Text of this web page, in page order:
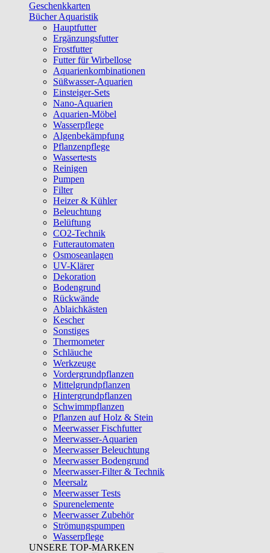
Geschenkkarten
Bücher Aquaristik
Hauptfutter
Ergänzungsfutter
Frostfutter
Futter für Wirbellose
Aquarienkombinationen
Süßwasser-Aquarien
Einsteiger-Sets
Nano-Aquarien
Aquarien-Möbel
Wasserpflege
Algenbekämpfung
Pflanzenpflege
Wassertests
Reinigen
Pumpen
Filter
Heizer & Kühler
Beleuchtung
Belüftung
CO2-Technik
Futterautomaten
Osmoseanlagen
UV-Klärer
Dekoration
Bodengrund
Rückwände
Ablaichkästen
Kescher
Sonstiges
Thermometer
Schläuche
Werkzeuge
Vordergrundpflanzen
Mittelgrundpflanzen
Hintergrundpflanzen
Schwimmpflanzen
Pflanzen auf Holz & Stein
Meerwasser Fischfutter
Meerwasser-Aquarien
Meerwasser Beleuchtung
Meerwasser Bodengrund
Meerwasser-Filter & Technik
Meersalz
Meerwasser Tests
Spurenelemente
Meerwasser Zubehör
Strömungspumpen
Wasserpflege
UNSERE TOP-MARKEN